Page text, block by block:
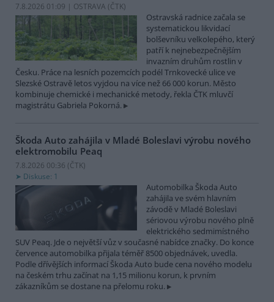
7.8.2026 01:09 | OSTRAVA (ČTK)
Ostravská radnice začala se
systematickou likvidací
bolševníku velkolepého, který
patří k nejnebezpečnějším
invazním druhům rostlin v
Česku. Práce na lesních pozemcích podél Trnkovecké ulice ve
Slezské Ostravě letos vyjdou na více než 66 000 korun. Město
kombinuje chemické i mechanické metody, řekla ČTK mluvčí
magistrátu Gabriela Pokorná.
Škoda Auto zahájila v Mladé Boleslavi výrobu nového
elektromobilu Peaq
7.8.2026 00:36 (ČTK)
Diskuse: 1
Automobilka Škoda Auto
zahájila ve svém hlavním
závodě v Mladé Boleslavi
sériovou výrobu nového plně
elektrického sedmimístného
SUV Peaq. Jde o největší vůz v současné nabídce značky. Do konce
července automobilka přijala téměř 8500 objednávek, uvedla.
Podle dřívějších informací Škoda Auto bude cena nového modelu
na českém trhu začínat na 1,15 milionu korun, k prvním
zákazníkům se dostane na přelomu roku.